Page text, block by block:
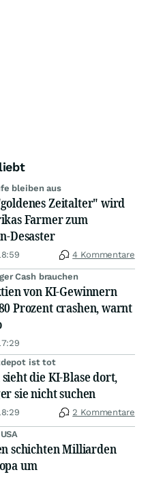
bleiben aus
Zeitalter" wird
Farmer zum
Desaster
4 Kommentare
Cash brauchen
von KI-Gewinnern
Prozent crashen, warnt
ist tot
die KI-Blase dort,
sie nicht suchen
2 Kommentare
schichten Milliarden
um